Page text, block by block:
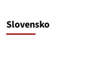
Slovensko